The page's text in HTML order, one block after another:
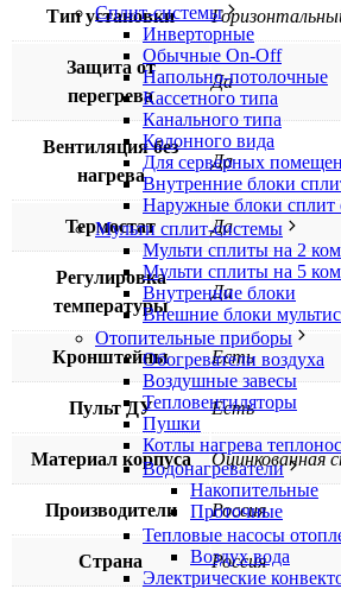
Сплит-системы
Инверторные
Обычные On-Off
Напольно-потолочные
Кассетного типа
Канального типа
Колонного вида
Для серверных
Внутренние блоки
Наружные блоки сплит
Мульти сплит-системы
Мульти сплиты на 2
Мульти сплиты на 5
Внутренние блоки
Внешние блоки
Отопительные приборы
Обогреватели воздуха
Воздушные завесы
Тепловентиляторы
Пушки
Котлы нагрева
Водонагреватели
Накопительные
Проточные
Тепловые насосы
Воздух вода
Электрические
Тип установки
Защита от
перегрева
Да
Вентиляция без
нагрева
Да
Термостат Да
Регулировка
температуры
Да
Кронштейны Есть
Пульт ДУ Есть
Материал корпуса Оцинкованная
Производители Россия
Страна Россия